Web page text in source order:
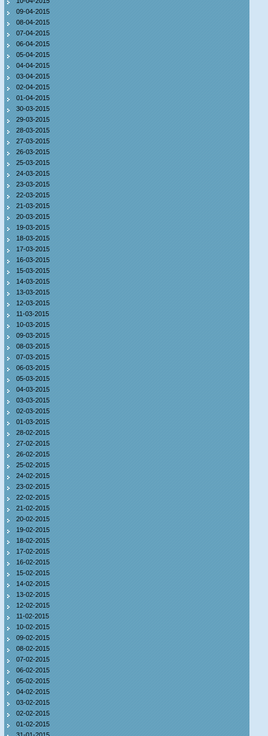
09-04-2015
08-04-2015
07-04-2015
06-04-2015
05-04-2015
04-04-2015
03-04-2015
02-04-2015
01-04-2015
30-03-2015
29-03-2015
28-03-2015
27-03-2015
26-03-2015
25-03-2015
24-03-2015
23-03-2015
22-03-2015
21-03-2015
20-03-2015
19-03-2015
18-03-2015
17-03-2015
16-03-2015
15-03-2015
14-03-2015
13-03-2015
12-03-2015
11-03-2015
10-03-2015
09-03-2015
08-03-2015
07-03-2015
06-03-2015
05-03-2015
04-03-2015
03-03-2015
02-03-2015
01-03-2015
28-02-2015
27-02-2015
26-02-2015
25-02-2015
24-02-2015
23-02-2015
22-02-2015
21-02-2015
20-02-2015
19-02-2015
18-02-2015
17-02-2015
16-02-2015
15-02-2015
14-02-2015
13-02-2015
12-02-2015
11-02-2015
10-02-2015
09-02-2015
08-02-2015
07-02-2015
06-02-2015
05-02-2015
04-02-2015
03-02-2015
02-02-2015
01-02-2015